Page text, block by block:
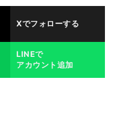
Xでフォローする
LINEで
アカウント追加